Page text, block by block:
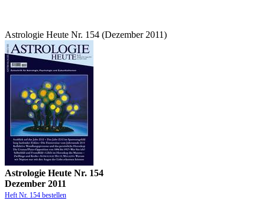
Astrologie Heute Nr. 154 (Dezember 2011)
Astrologie Heute Nr. 154
Dezember 2011
Heft Nr. 154 bestellen